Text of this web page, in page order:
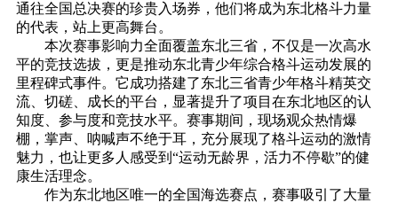
通往全国总决赛的珍贵入场券，他们将成为东北格斗力量
的代表，站上更高舞台。
本次赛事影响力全面覆盖东北三省，不仅是一次高水
平的竞技选拔，更是推动东北青少年综合格斗运动发展的
里程碑式事件。它成功搭建了东北三省青少年格斗精英交
流、切磋、成长的平台，显著提升了项目在东北地区的认
知度、参与度和竞技水平。赛事期间，现场观众热情爆
棚，掌声、呐喊声不绝于耳，充分展现了格斗运动的激情
魅力，也让更多人感受到“运动无龄界，活力不停歇”的健
康生活理念。
作为东北地区唯一的全国海选赛点，赛事吸引了大量